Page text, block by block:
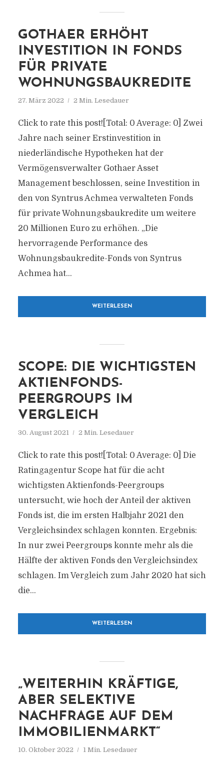
GOTHAER ERHÖHT
INVESTITION IN FONDS
FÜR PRIVATE
WOHNUNGSBAUKREDITE
27. März 2022 2 Min. Lesedauer
Click to rate this post![Total: 0 Average: 0] Zwei
Jahre nach seiner Erstinvestition in
niederländische Hypotheken hat der
Vermögensverwalter Gothaer Asset
Management beschlossen, seine Investition in
den von Syntrus Achmea verwalteten Fonds
für private Wohnungsbaukredite um weitere
20 Millionen Euro zu erhöhen. „Die
hervorragende Performance des
Wohnungsbaukredite-Fonds von Syntrus
Achmea hat...
WEITERLESEN
SCOPE: DIE WICHTIGSTEN
AKTIENFONDS-
PEERGROUPS IM
VERGLEICH
30. August 2021 2 Min. Lesedauer
Click to rate this post![Total: 0 Average: 0] Die
Ratingagentur Scope hat für die acht
wichtigsten Aktienfonds-Peergroups
untersucht, wie hoch der Anteil der aktiven
Fonds ist, die im ersten Halbjahr 2021 den
Vergleichsindex schlagen konnten. Ergebnis:
In nur zwei Peergroups konnte mehr als die
Hälfte der aktiven Fonds den Vergleichsindex
schlagen. Im Vergleich zum Jahr 2020 hat sich
die...
WEITERLESEN
„WEITERHIN KRÄFTIGE,
ABER SELEKTIVE
NACHFRAGE AUF DEM
IMMOBILIENMARKT“
10. Oktober 2022 1 Min. Lesedauer